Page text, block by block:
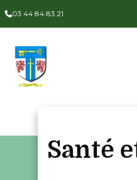
03 44 84 83 21
Santé
Panneau de gestion des